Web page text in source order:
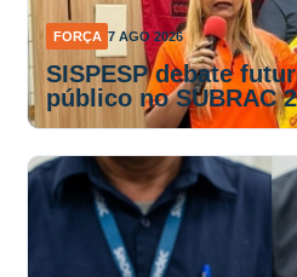
FORÇA 7 AGO 2026
SISPESP debate
público no SUBRAC